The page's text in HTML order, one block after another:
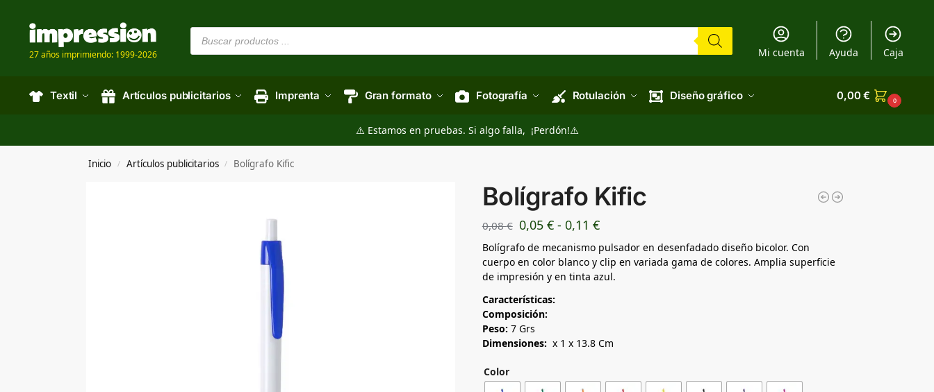
27 años imprimiendo: 1999-2026 Mi cuenta Ayuda Caja
Textil Artículos publicitarios Imprenta Gran formato Fotografía Rotulación Diseño gráfico 0,00€ 0
⚠️ Estamos en pruebas. Si algo falla, ¡Perdón!⚠️
Inicio / Artículos publicitarios / Bolígrafo Kific
Bolígrafo Kific
0,08€ 0,05 € - 0,11 €
Bolígrafo de mecanismo pulsador en desenfadado diseño bicolor. Con
cuerpo en color blanco y clip en variada gama de colores. Amplia superficie
de impresión y en tinta azul.
Características:
Composición:
Peso: 7 Grs
Dimensiones: x 1 x 13.8 Cm
Color